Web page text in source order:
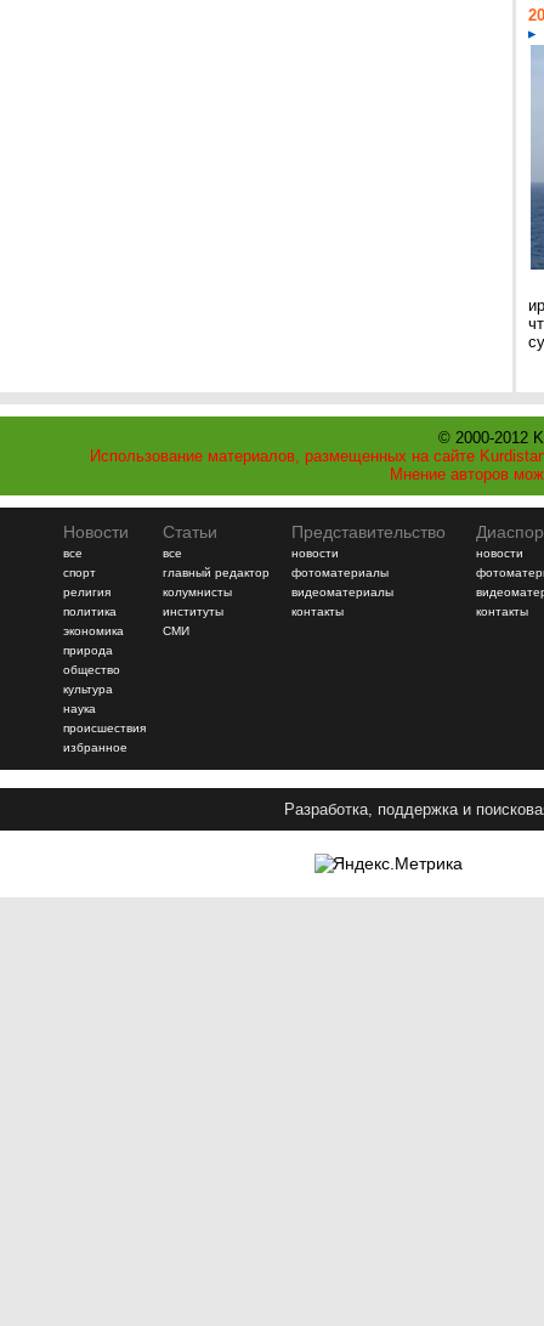
© 2000-2012
Использование материалов, размещенных на сайте
Мнение авторов
Новости
все
спорт
религия
политика
экономика
природа
общество
культура
наука
происшествия
избранное
Статьи
все
главный редактор
колумнисты
институты
СМИ
Представительство
новости
фотоматериалы
видеоматериалы
контакты
новости
контакты
Разработка, поддержка и